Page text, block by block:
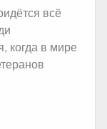
всё
когда в мире